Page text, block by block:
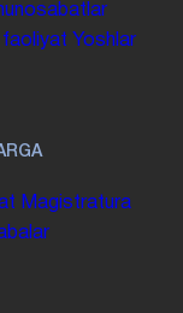
faoliyat Yoshlar
Magistratura